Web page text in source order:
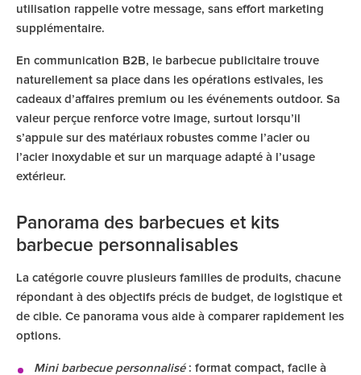
utilisation rappelle votre message, sans effort marketing
supplémentaire.
En communication B2B, le barbecue publicitaire trouve
naturellement sa place dans les opérations estivales, les
cadeaux d’affaires premium ou les événements outdoor. Sa
valeur perçue renforce votre image, surtout lorsqu’il
s’appuie sur des matériaux robustes comme l’acier ou
l’acier inoxydable et sur un marquage adapté à l’usage
extérieur.
Panorama des barbecues et kits
barbecue personnalisables
La catégorie couvre plusieurs familles de produits, chacune
répondant à des objectifs précis de budget, de logistique et
de cible. Ce panorama vous aide à comparer rapidement les
options.
Mini barbecue personnalisé: format compact, facile à